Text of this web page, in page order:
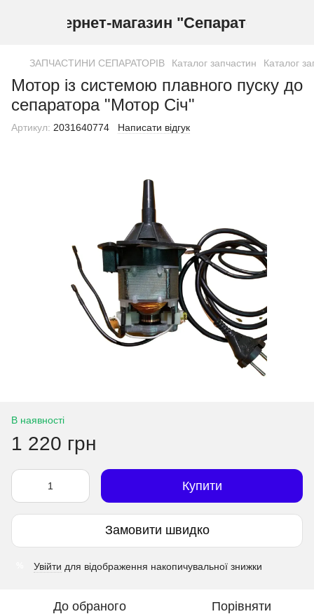
Інтернет-магазин "Сепаратор"
ЗАПЧАСТИНИ СЕПАРАТОРІВ Каталог запчастин Каталог
Мотор із системою плавного пуску до
сепаратора "Мотор Січ"
Артикул: 2031640774 Написати відгук
В наявності
1 220 грн
Купити
Замовити швидко
Увійти для відображення накопичувальної знижки
До обраного Порівняти